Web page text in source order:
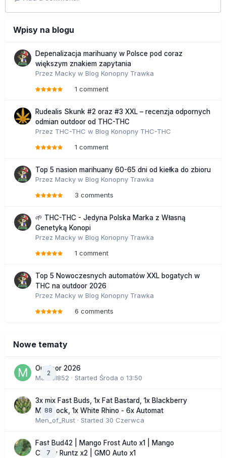
Wpisy na blogu
Depenalizacja marihuany w Polsce pod coraz
większym znakiem zapytania
Przez Macky w Blog Konopny Trawka
1 comment
Rudealis Skunk #2 oraz #3 XXL – recenzja odpornych
odmian outdoor od THC-THC
Przez THC-THC w Blog Konopny THC-THC
1 comment
Top 5 nasion marihuany 60-65 dni od kiełka do zbioru
Przez Macky w Blog Konopny Trawka
3 comments
🌱 THC-THC - Jedyna Polska Marka z Własną
Genetyką Konopi
Przez Macky w Blog Konopny Trawka
1 comment
Top 5 Nowoczesnych automatów XXL bogatych w
THC na outdoor 2026
Przez Macky w Blog Konopny Trawka
6 comments
Nowe tematy
2
Outdoor 2026
Marcel852 · Started Środa o 13:50
88
3x mix Fast Buds, 1x Fat Bastard, 1x Blackberry
Moonrock, 1x White Rhino - 6x Automat
Men_of_Rust · Started 30 Czerwca
7
Fast Bud42 | Mango Frost Auto x1 | Mango
Cherry Runtz x2 | GMO Auto x1